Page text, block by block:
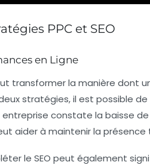
PPC et SEO
en Ligne
transformer la manière dont
stratégies, il est possible
entreprise constate la baisse
aider à maintenir la
le SEO peut également